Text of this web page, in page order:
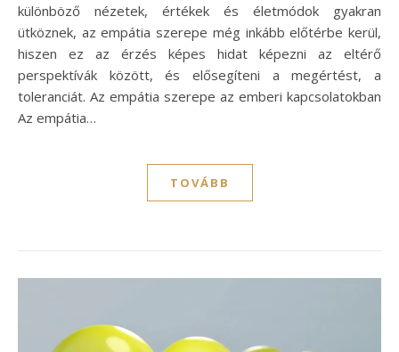
különböző nézetek, értékek és életmódok gyakran
ütköznek, az empátia szerepe még inkább előtérbe kerül,
hiszen ez az érzés képes hidat képezni az eltérő
perspektívák között, és elősegíteni a megértést, a
toleranciát. Az empátia szerepe az emberi kapcsolatokban
Az empátia…
TOVÁBB